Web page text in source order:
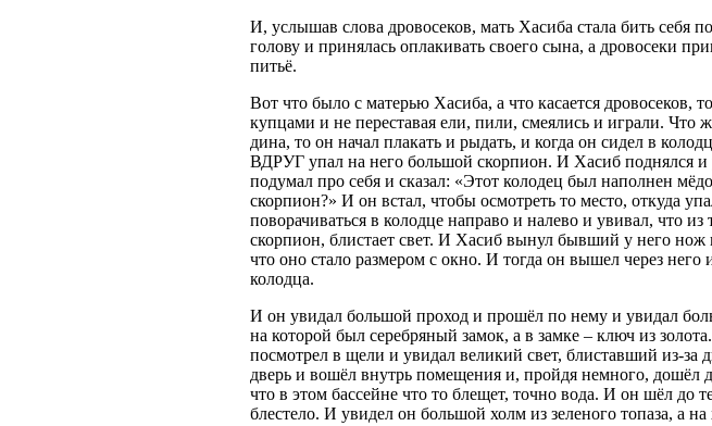
И, услышав слова дровосеков, мать Хасиба стала бить себя
голову и принялась оплакивать своего сына, а дровосеки
питьё.
Вот что было с матерью Хасиба, а что касается дровосеков,
купцами и не переставая ели, пили, смеялись и играли. Что
дина, то он начал плакать и рыдать, и когда он сидел в
ВДРУГ упал на него большой скорпион. И Хасиб поднялся и
подумал про себя и сказал: «Этот колодец был наполнен
скорпион?» И он встал, чтобы осмотреть то место, откуда
поворачиваться в колодце направо и налево и увивал, что из
скорпион, блистает свет. И Хасиб вынул бывший у него нож
что оно стало размером с окно. И тогда он вышел через него
колодца.
И он увидал большой проход и прошёл по нему и увидал
на которой был серебряный замок, а в замке – ключ из
посмотрел в щели и увидал великий свет, блиставший из-за
дверь и вошёл внутрь помещения и, пройдя немного, дошёл
что в этом бассейне что то блещет, точно вода. И он шёл до
блестело. И увидел он большой холм из зеленого топаза, а